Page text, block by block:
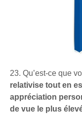
23. Qu’est-ce que
relativise tout en
appréciation
de vue le plus